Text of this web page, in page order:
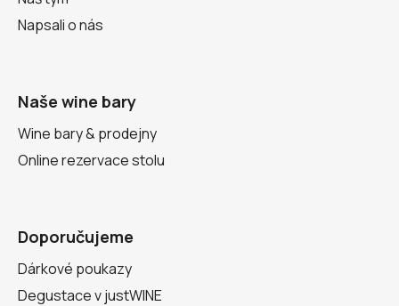
Napsali o nás
Naše wine bary
Wine bary & prodejny
Online rezervace stolu
Doporučujeme
Dárkové poukazy
Degustace v justWINE